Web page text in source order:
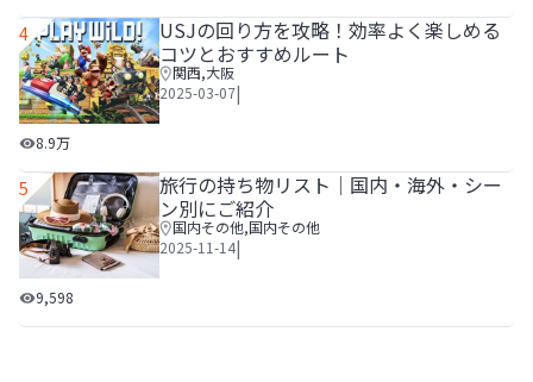
4
USJの回り方を攻略！効率よく楽しめるコツとおすすめル
8.9万
USJの回り方を攻略！効率よく楽しめる
コツとおすすめルート
関西,大阪
2025-03-07|
5
旅行の持ち物リスト│国内・海外・シーン別にご紹介
9,598
旅行の持ち物リスト│国内・海外・シー
ン別にご紹介
国内その他,国内その他
2025-11-14|